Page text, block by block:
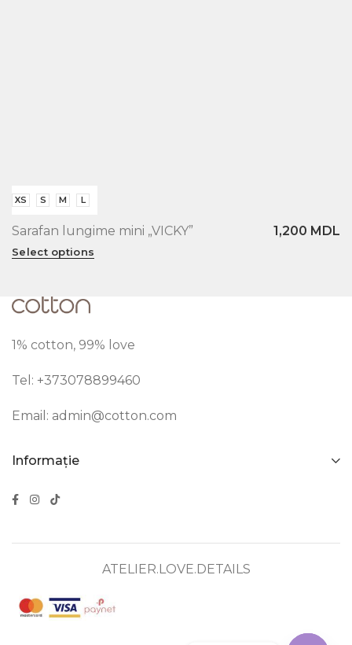
XS S M L
Sarafan lungime mini „VICKY” 1,200 MDL
Select options
1% cotton, 99% love
Tel: +373078899460
Email: admin@cotton.com
Informație
ATELIER.LOVE.DETAILS